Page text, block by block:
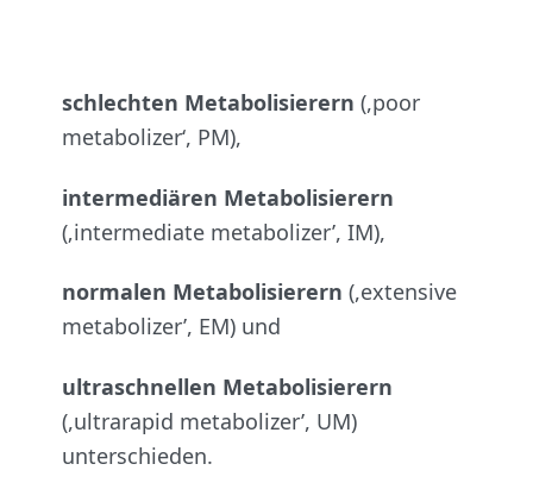
schlechten Metabolisierern (,poor
metabolizer‘, PM),
intermediären Metabolisierern
(‚intermediate metabolizer’, IM),
normalen Metabolisierern (,extensive
metabolizer’, EM) und
ultraschnellen Metabolisierern
(,ultrarapid metabolizer’, UM)
unterschieden.